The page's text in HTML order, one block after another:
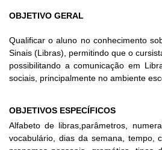
OBJETIVO GERAL
Qualificar o aluno no conhecimento
Sinais (Libras), permitindo que o
possibilitando a comunicação em
sociais, principalmente no ambiente
OBJETIVOS ESPECÍFICOS
Alfabeto de libras,parâmetros,
vocabulário, dias da semana, tempo,